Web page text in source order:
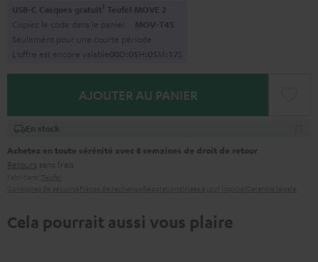
USB-C Casques gratuit1 Teufel MOVE 2
Copiez le code dans le panier. MOV-T4S
Seulement pour une courte période
L’offre est encore valable00D:05H:05M:16S
AJOUTER AU PANIER
En stock
Achetez en toute sérénité avec 8 semaines de droit de retour
Retours sans frais
Cela pourrait aussi vous plaire